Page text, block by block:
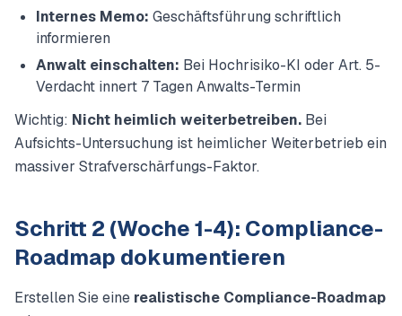
Internes Memo: Geschäftsführung schriftlich
informieren
Anwalt einschalten: Bei Hochrisiko-KI oder Art. 5-
Verdacht innert 7 Tagen Anwalts-Termin
Wichtig: Nicht heimlich weiterbetreiben. Bei
Aufsichts-Untersuchung ist heimlicher Weiterbetrieb ein
massiver Strafverschärfungs-Faktor.
Schritt 2 (Woche 1-4): Compliance-
Roadmap dokumentieren
Erstellen Sie eine realistische Compliance-Roadmap